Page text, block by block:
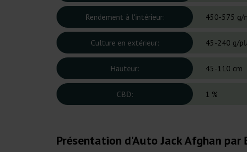
Rendement à l'intérieur: 450-575 g/
Culture en extérieur: 45-240 g/
Hauteur: 45-110 cm
CBD: 1 %
Présentation d'Auto Jack Afghan par